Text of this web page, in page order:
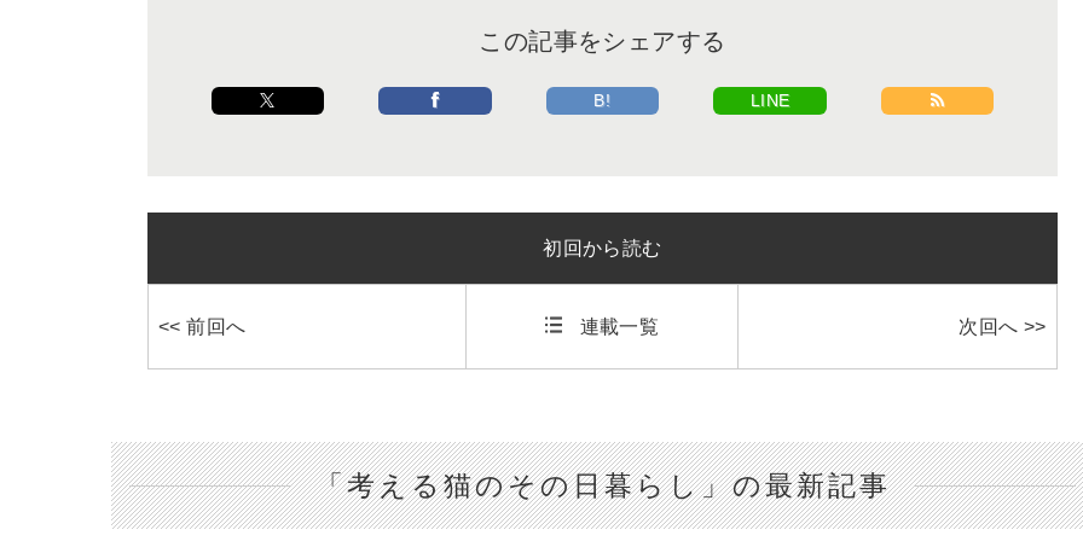
この記事をシェアする
B! LINE
初回から読む
<< 前回へ 連載一覧 次回へ >>
「考える猫のその日暮らし」の最新記事